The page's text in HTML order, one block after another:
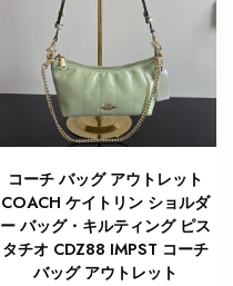
コーチ バッグ アウトレット
COACH ケイトリン ショルダ
ー バッグ・キルティング ピス
タチオ CDZ88 IMPST コーチ
バッグ アウトレット